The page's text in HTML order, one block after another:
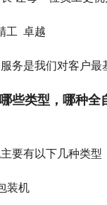
工 卓越
务是我们对客户最
些类型，哪种全
要有以下几种类型
装机